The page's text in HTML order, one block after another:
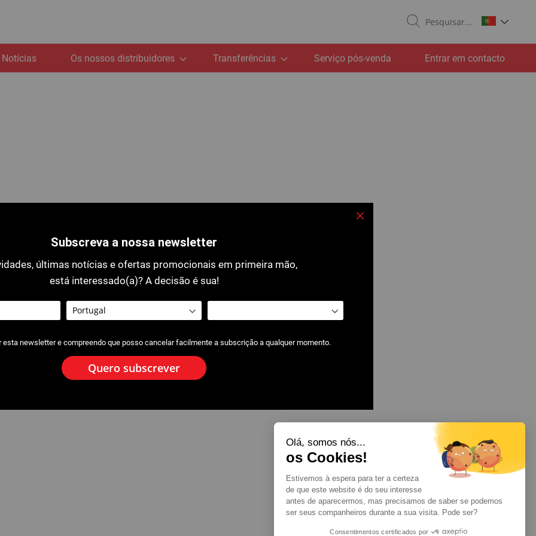
Notícias Os nossos distribuidores Transferências Serviço pós-venda Entrar em contacto
Subscreva a nossa newsletter
últimas notícias e ofertas promocionais em primeira mão,
está interessado(a)? A decisão é sua!
esta newsletter e compreendo que posso cancelar facilmente a subscrição a qualquer momento.
Quero subscrever
Olá, somos nós...
os Cookies!
Estivemos à espera para ter a certeza
de que este website é do seu interesse
antes de aparecermos, mas precisamos de saber se podemos
ser seus companheiros durante a sua visita. Pode ser?
Consentimentos certificados por